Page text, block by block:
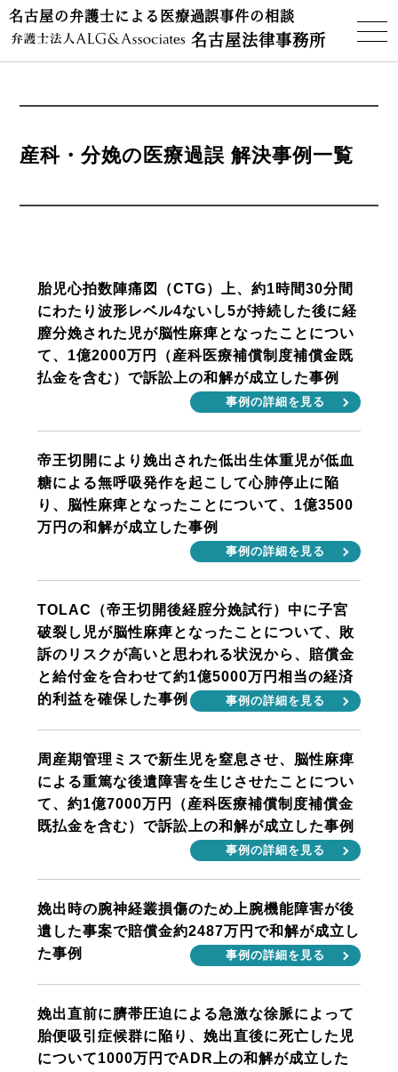
名古屋の弁護士による医療過誤事件の相談
名古屋法律事務所
産科・分娩の医療過誤 解決事例一覧
胎児心拍数陣痛図（CTG）上、約1時間30分間
にわたり波形レベル4ないし5が持続した後に経
膣分娩された児が脳性麻痺となったことについ
て、1億2000万円（産科医療補償制度補償金既
払金を含む）で訴訟上の和解が成立した事例
事例の詳細を見る
帝王切開により娩出された低出生体重児が低血
糖による無呼吸発作を起こして心肺停止に陥
り、脳性麻痺となったことについて、1億3500
万円の和解が成立した事例
事例の詳細を見る
TOLAC（帝王切開後経腟分娩試行）中に子宮
破裂し児が脳性麻痺となったことについて、敗
訴のリスクが高いと思われる状況から、賠償金
と給付金を合わせて約1億5000万円相当の経済
的利益を確保した事例
事例の詳細を見る
周産期管理ミスで新生児を窒息させ、脳性麻痺
による重篤な後遺障害を生じさせたことについ
て、約1億7000万円（産科医療補償制度補償金
既払金を含む）で訴訟上の和解が成立した事例
事例の詳細を見る
娩出時の腕神経叢損傷のため上腕機能障害が後
遺した事案で賠償金約2487万円で和解が成立し
た事例
事例の詳細を見る
娩出直前に臍帯圧迫による急激な徐脈によって
胎便吸引症候群に陥り、娩出直後に死亡した児
について1000万円でADR上の和解が成立した